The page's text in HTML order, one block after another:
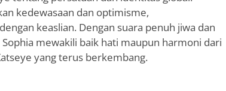
kedewasaan dan optimisme,
keaslian. Dengan suara penuh jiwa dan
mewakili baik hati maupun harmoni dari
yang terus berkembang.